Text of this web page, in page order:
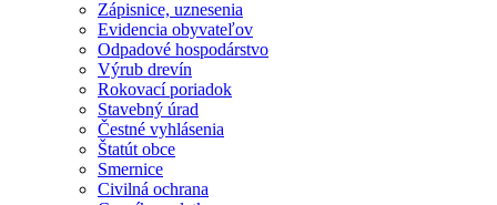
Zápisnice, uznesenia
Evidencia obyvateľov
Odpadové hospodárstvo
Výrub drevín
Rokovací poriadok
Stavebný úrad
Čestné vyhlásenia
Štatút obce
Smernice
Civilná ochrana